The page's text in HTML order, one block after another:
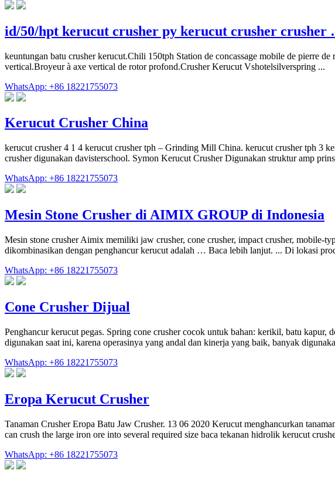
id/50/hpt kerucut crusher py kerucut crusher crusher
keuntungan batu crusher kerucut.Chili 150tph Station de concassage mobile de pierre
vertical.Broyeur à axe vertical de rotor profond.Crusher Kerucut Vshotelsilverspring ...
WhatsApp: +86 18221755073
Kerucut Crusher China
kerucut crusher 4 1 4 kerucut crusher tph – Grinding Mill China. kerucut crusher tph 3
crusher digunakan davisterschool. Symon Kerucut Crusher Digunakan struktur amp
WhatsApp: +86 18221755073
Mesin Stone Crusher di AIMIX GROUP di Indonesia
Mesin stone crusher Aimix memiliki jaw crusher, cone crusher, impact crusher, mobile-
dikombinasikan dengan penghancur kerucut adalah … Baca lebih lanjut. ... Di lokasi
WhatsApp: +86 18221755073
Cone Crusher Dijual
Penghancur kerucut pegas. Spring cone crusher cocok untuk bahan: kerikil, batu
digunakan saat ini, karena operasinya yang andal dan kinerja yang baik, banyak
WhatsApp: +86 18221755073
Eropa Kerucut Crusher
Tanaman Crusher Eropa Batu Jaw Crusher. 13 06 2020 Kerucut menghancurkan
can crush the large iron ore into several required size baca tekanan hidrolik kerucut
WhatsApp: +86 18221755073